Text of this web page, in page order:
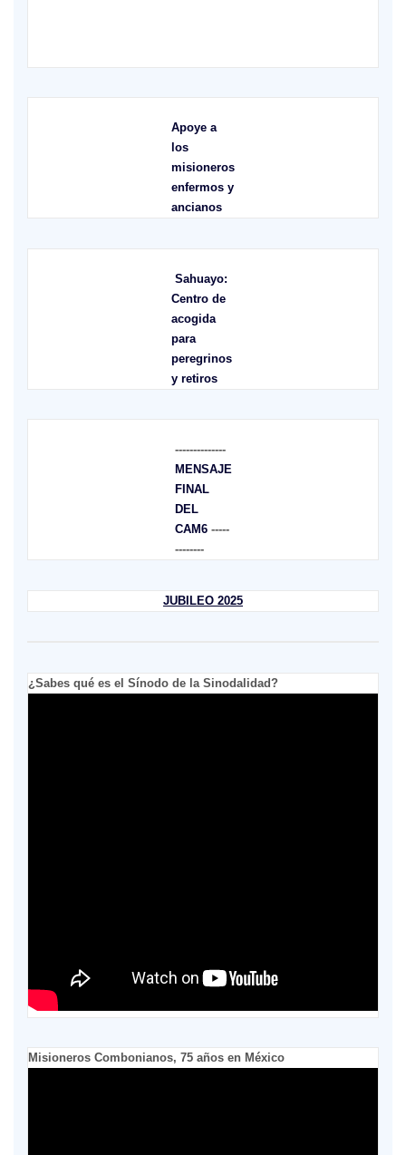
Apoye a
los
misioneros
enfermos y
ancianos
Sahuayo:
Centro de
acogida
para
peregrinos
y retiros
--------------
MENSAJE
FINAL
DEL
CAM6-----
--------
JUBILEO 2025
¿Sabes qué es el Sínodo de la Sinodalidad?
Misioneros Combonianos, 75 años en México